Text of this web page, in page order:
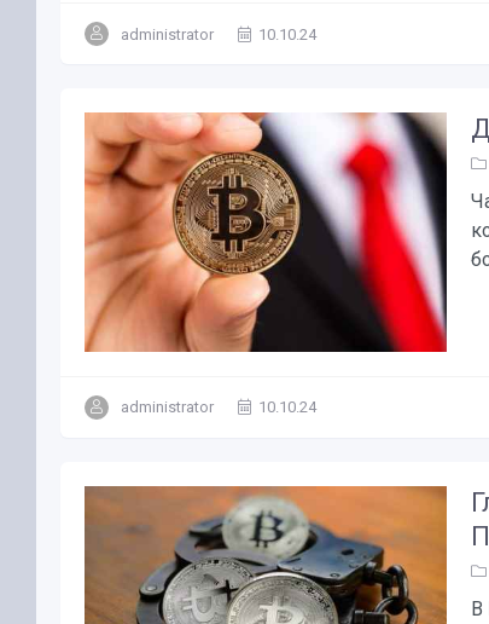
administrator 10.10.24
administrator 10.10.24
В